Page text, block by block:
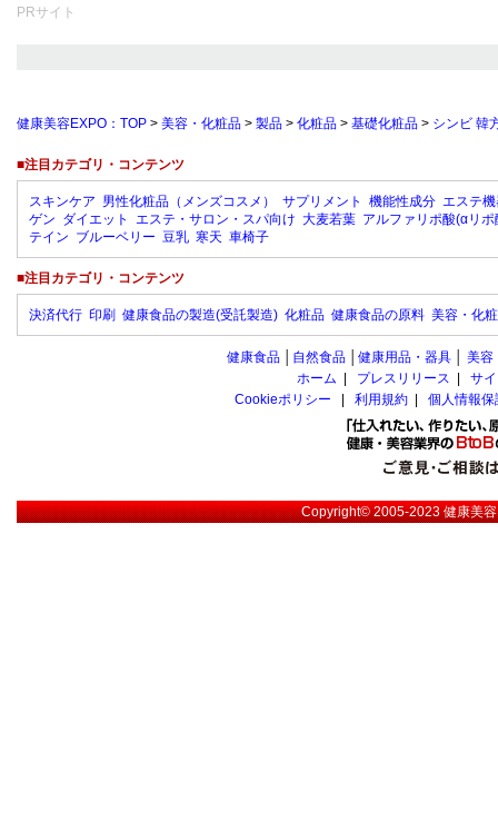
PRサイト
健康美容EXPO：TOP > 美容・化粧品 > 製品 > 化粧品 > 基礎化粧品 > シンビ 韓
■注目カテゴリ・コンテンツ
スキンケア 男性化粧品（メンズコスメ） サプリメント 機能性成分 エステ
ゲン ダイエット エステ・サロン・スパ向け 大麦若葉 アルファリポ酸(αリポ
テイン ブルーベリー 豆乳 寒天 車椅子
■注目カテゴリ・コンテンツ
決済代行 印刷 健康食品の製造(受託製造) 化粧品 健康食品の原料 美容・化
健康食品 自然食品 健康用品・器具 美容
ホーム
プレスリリース
サ
Cookieポリシー
利用規約 個人情報
Copyright© 2005-2023健康美